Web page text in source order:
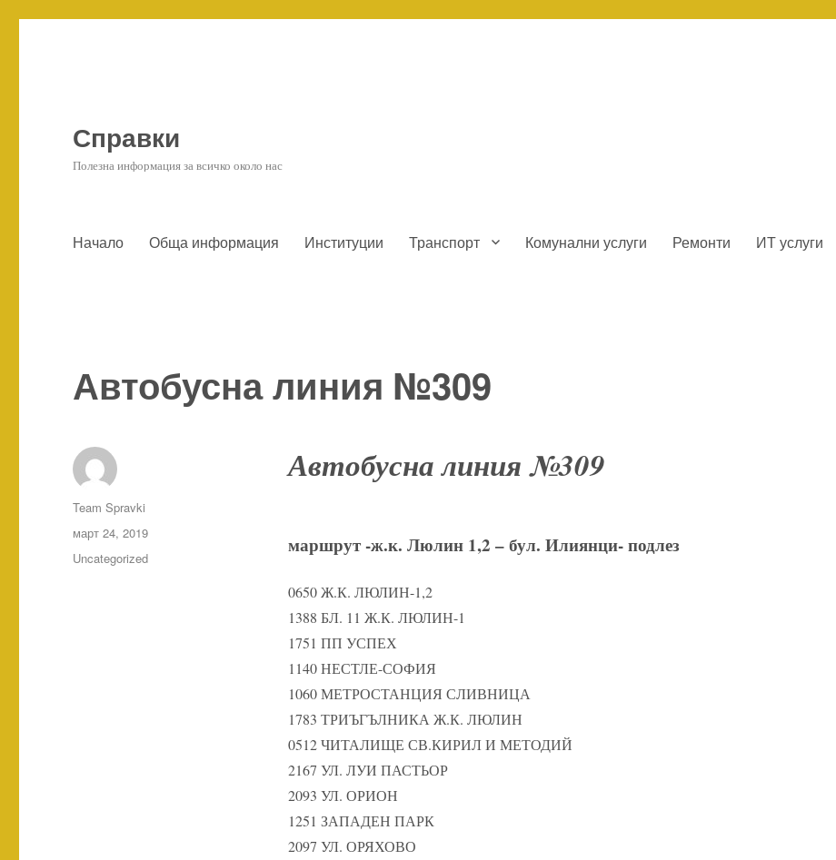
Справки
Полезна информация за всичко около нас
Начало Обща информация Институции Транспорт Комунални услуги Ремонти ИТ услуги
Автобусна линия №309
Автобусна линия №309
маршрут -ж.к. Люлин 1,2 – бул. Илиянци- подлез
0650 Ж.К. ЛЮЛИН-1,2
1388 БЛ. 11 Ж.К. ЛЮЛИН-1
1751 ПП УСПЕХ
1140 НЕСТЛЕ-СОФИЯ
1060 МЕТРОСТАНЦИЯ СЛИВНИЦА
1783 ТРИЪГЪЛНИКА Ж.К. ЛЮЛИН
0512 ЧИТАЛИЩЕ СВ.КИРИЛ И МЕТОДИЙ
2167 УЛ. ЛУИ ПАСТЬОР
2093 УЛ. ОРИОН
1251 ЗАПАДЕН ПАРК
2097 УЛ. ОРЯХОВО
Автор
Team Spravki
Публикувано
на
март 24, 2019
Категории
Uncategorized